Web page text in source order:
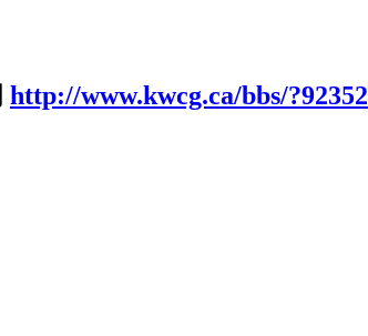
http://www.kwcg.ca/bbs/?92352